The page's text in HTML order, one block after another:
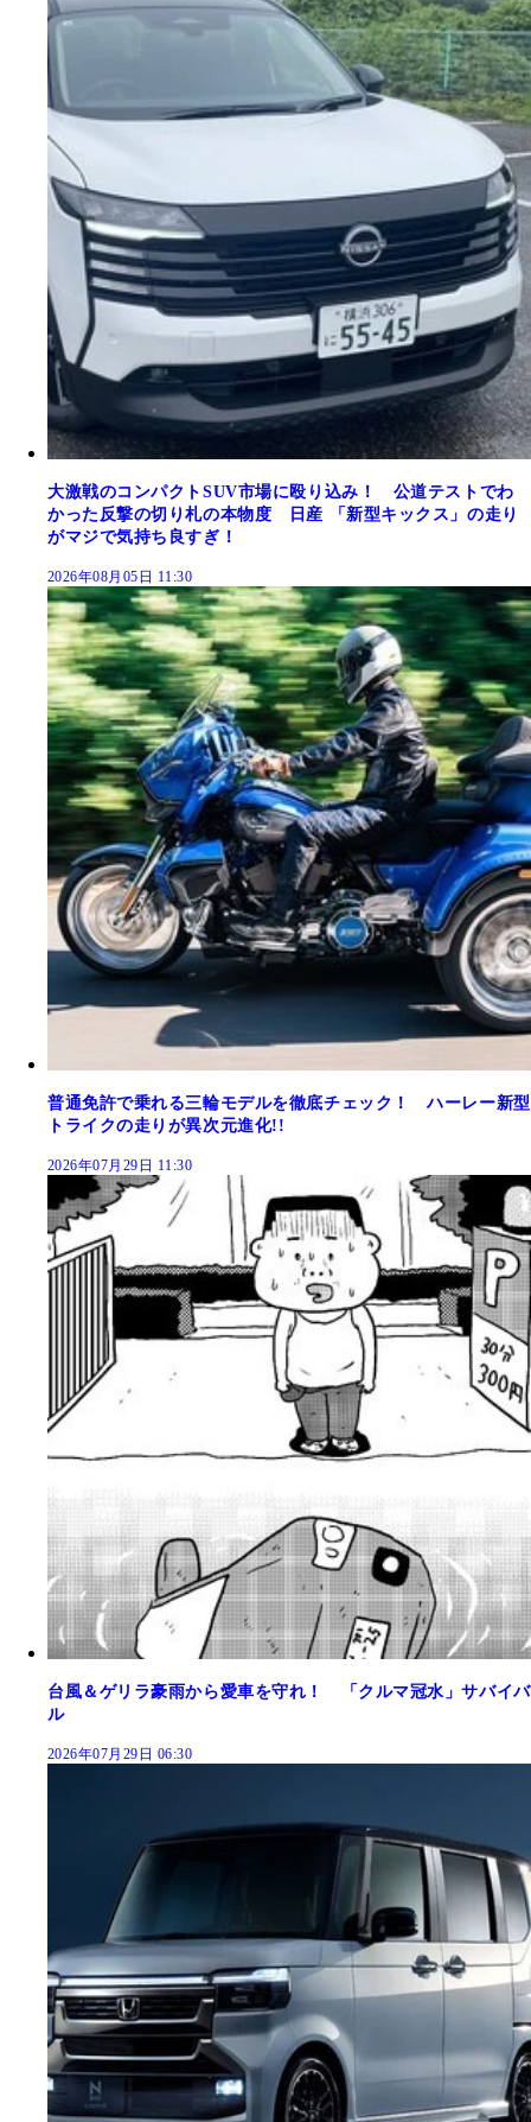
大激戦のコンパクトSUV市場に殴り込み！ 公道テストでわ
かった反撃の切り札の本物度 日産 「新型キックス」の走り
がマジで気持ち良すぎ！
2026年08月05日 11:30
普通免許で乗れる三輪モデルを徹底チェック！ ハーレー新型
トライクの走りが異次元進化!!
2026年07月29日 11:30
台風＆ゲリラ豪雨から愛車を守れ！ 「クルマ冠水」サバイバ
ル
2026年07月29日 06:30